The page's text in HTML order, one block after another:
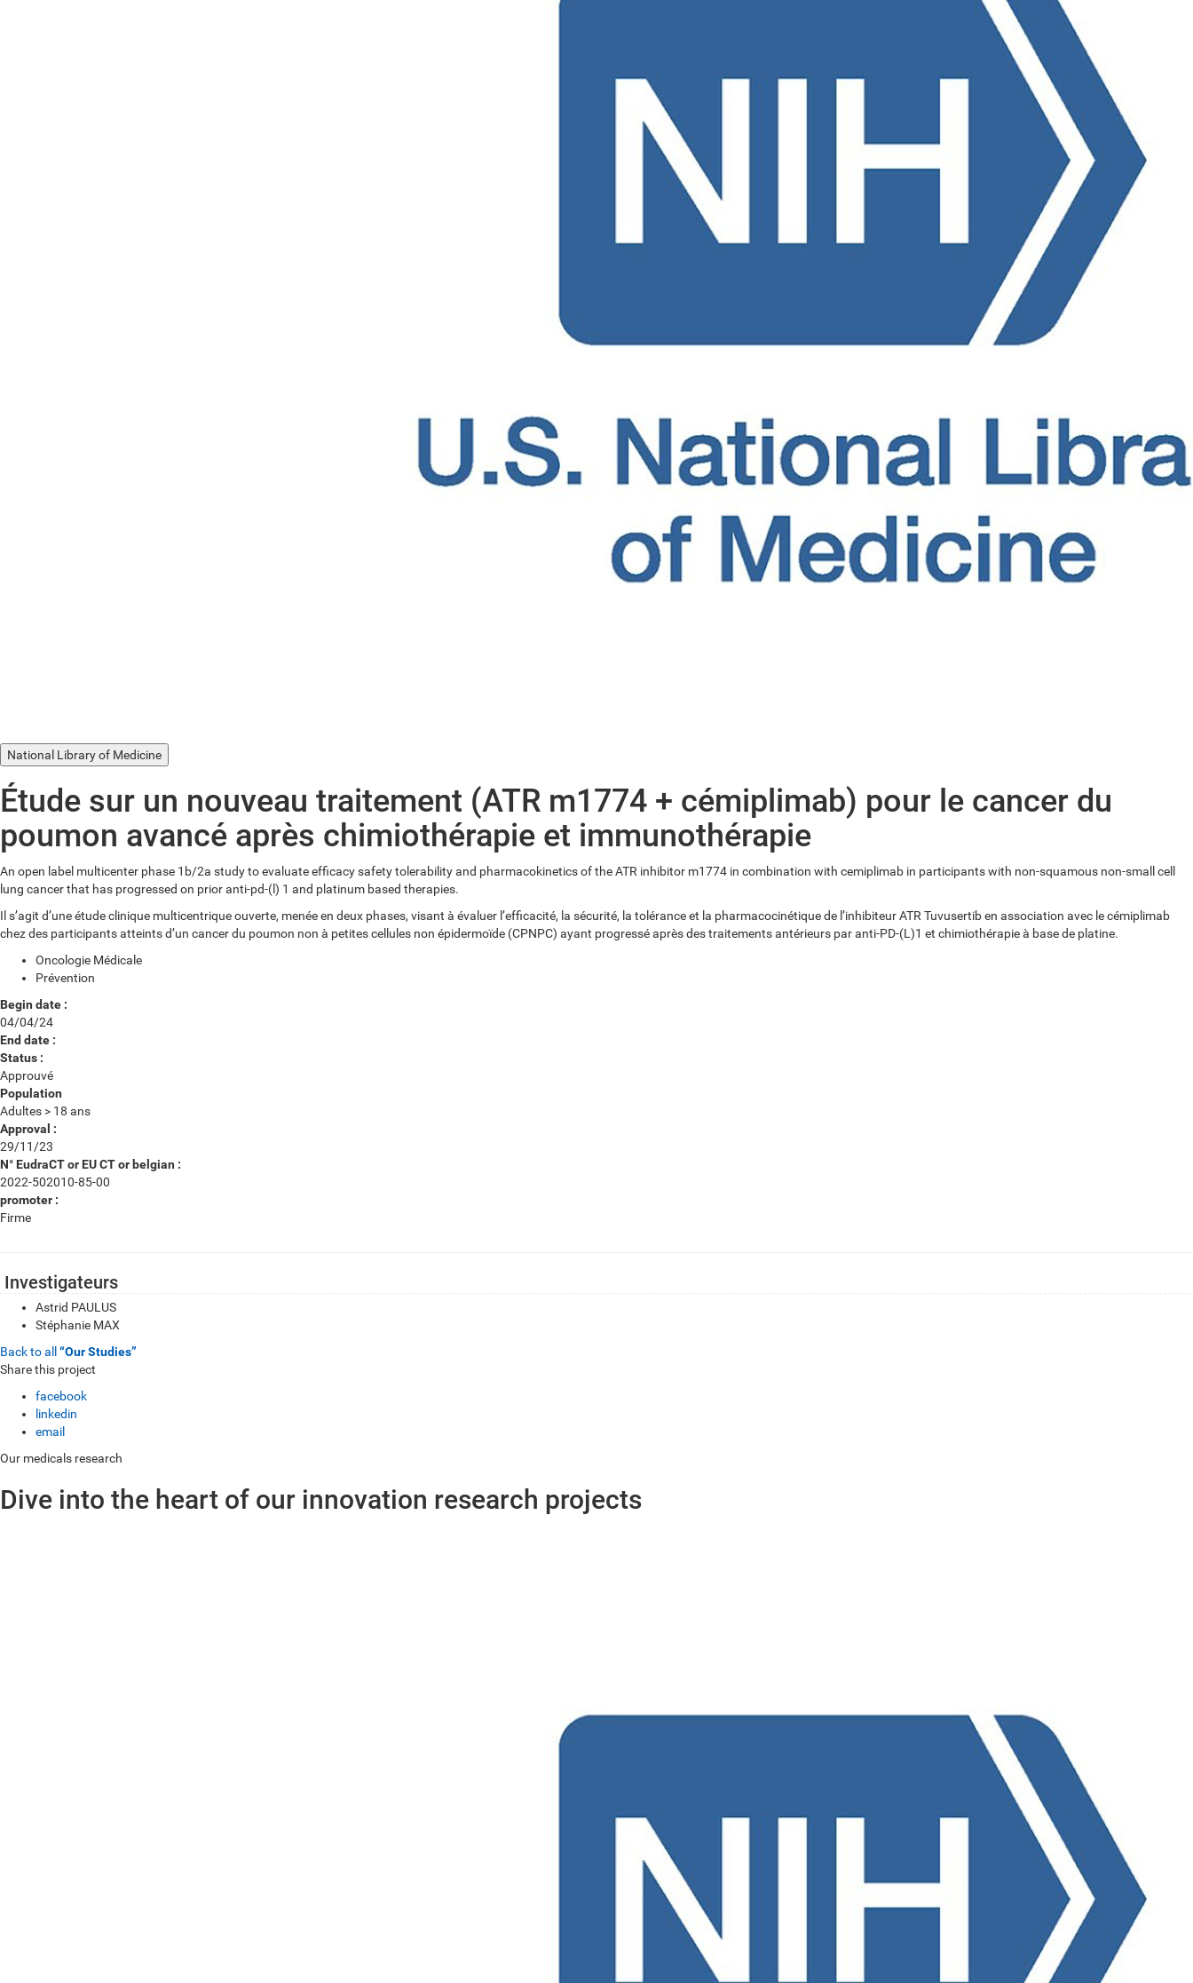
National Library of Medicine
Étude sur un nouveau traitement (ATR m1774 + cémiplimab) pour le cancer du
poumon avancé après chimiothérapie et immunothérapie
An open label multicenter phase 1b/2a study to evaluate efficacy safety tolerability and pharmacokinetics of the ATR inhibitor m1774 in combination with cemiplimab in participants with non-squamous non-small cell
lung cancer that has progressed on prior anti-pd-(l) 1 and platinum based therapies.
Il s’agit d’une étude clinique multicentrique ouverte, menée en deux phases, visant à évaluer l’efficacité, la sécurité, la tolérance et la pharmacocinétique de l’inhibiteur ATR Tuvusertib en association avec le cémiplimab
chez des participants atteints d’un cancer du poumon non à petites cellules non épidermoïde (CPNPC) ayant progressé après des traitements antérieurs par anti-PD-(L)1 et chimiothérapie à base de platine.
Oncologie Médicale
Prévention
Begin date :
04/04/24
End date :
Status :
Approuvé
Population
Adultes > 18 ans
Approval :
29/11/23
N° EudraCT or EU CT or belgian :
2022-502010-85-00
promoter :
Firme
Investigateurs
Astrid PAULUS
Stéphanie MAX
Back to all “Our Studies”
Share this project
facebook
linkedin
email
Our medicals research
Dive into the heart of our innovation research projects